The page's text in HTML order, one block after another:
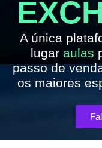
A única
lugar aulas
passo de
os maiores